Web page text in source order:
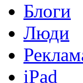
Блоги
Люди
iPad